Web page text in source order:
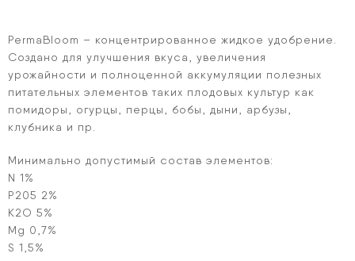
PermaBloom – концентрированное жидкое удобрение.
Создано для улучшения вкуса, увеличения
урожайности и полноценной аккумуляции полезных
питательных элементов таких плодовых культур как
помидоры, огурцы, перцы, бобы, дыни, арбузы,
клубника и пр.
Минимально допустимый состав элементов:
N 1%
P205 2%
K2O 5%
Mg 0,7%
S 1,5%